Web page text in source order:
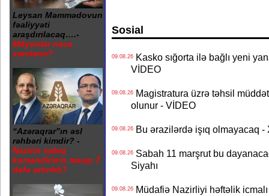
Leysan Məmmədovun
fəaliyyəti
araşdırılacaq….-
Milyonlar necə
xərclənir?
“Azəraqrar”ın əsl
rəhbəri kimdir? -
Nazirin sabiq
komandirinin maaşı 7
dəfə artırılıb?
Sosial
09.08.26Kasko sığorta ilə bağlı yeni
VİDEO
09.08.26Magistratura üzrə təhsil
olunur - VİDEO
09.08.26Bu ərazilərdə işıq olmayacaq
09.08.26Sabah 11 marşrut bu
Siyahı
09.08.26Müdafiə Nazirliyi həftəlik